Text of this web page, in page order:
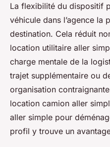
La flexibilité du dispositif
véhicule dans l’agence la
destination. Cela réduit
location utilitaire aller
charge mentale de la
trajet supplémentaire ou
organisation
location camion aller
aller simple pour
profil y trouve un